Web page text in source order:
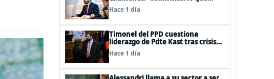
siempre he dicho que no consumo
droga”
Hace 1 día
Timonel del PPD cuestiona
liderazgo de Pdte Kast tras crisis
interna en el oficialismo: “Es
incapaz de ordenar la casa”
Hace 1 día